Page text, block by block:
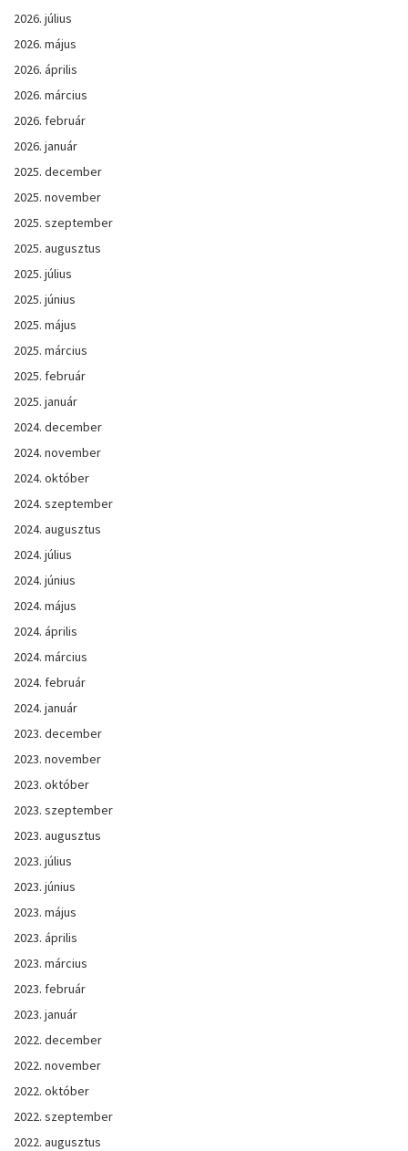
2026. július
2026. május
2026. április
2026. március
2026. február
2026. január
2025. december
2025. november
2025. szeptember
2025. augusztus
2025. július
2025. június
2025. május
2025. március
2025. február
2025. január
2024. december
2024. november
2024. október
2024. szeptember
2024. augusztus
2024. július
2024. június
2024. május
2024. április
2024. március
2024. február
2024. január
2023. december
2023. november
2023. október
2023. szeptember
2023. augusztus
2023. július
2023. június
2023. május
2023. április
2023. március
2023. február
2023. január
2022. december
2022. november
2022. október
2022. szeptember
2022. augusztus